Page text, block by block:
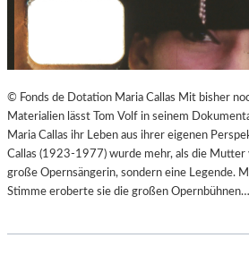
© Fonds de Dotation Maria Callas Mit bisher
Materialien lässt Tom Volf in seinem
Maria Callas ihr Leben aus ihrer eigenen
Callas (1923-1977) wurde mehr, als die
große Opernsängerin, sondern eine Legende.
Stimme eroberte sie die großen Opernbühnen…